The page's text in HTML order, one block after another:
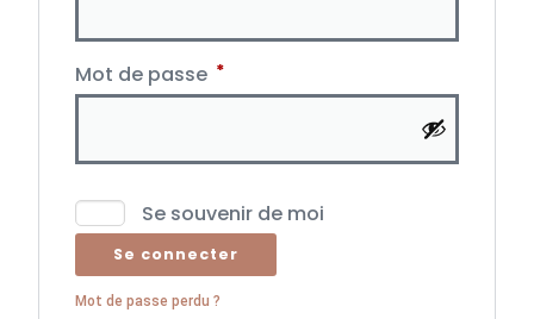
Mot de passe *
Se souvenir de moi
Se connecter
Mot de passe perdu ?